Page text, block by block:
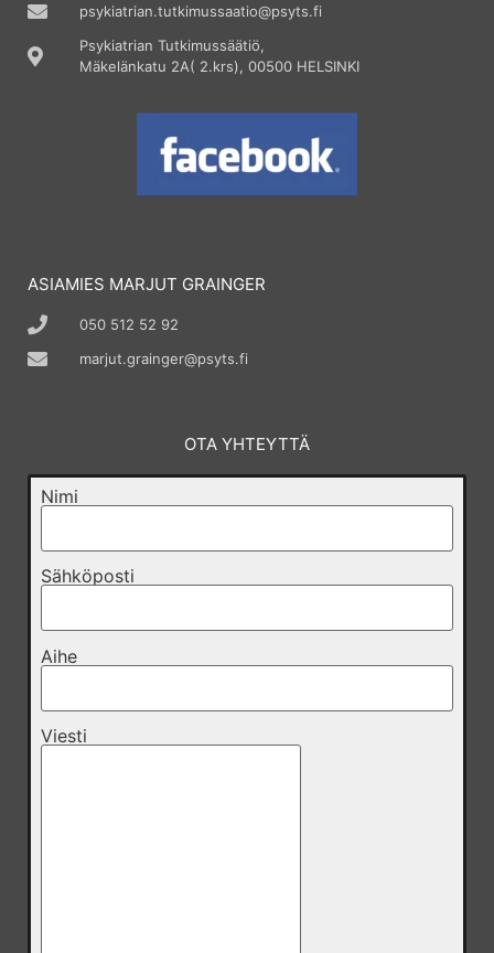
psykiatrian.tutkimussaatio@psyts.fi
Psykiatrian Tutkimussäätiö,
Mäkelänkatu 2A( 2.krs), 00500 HELSINKI
ASIAMIES MARJUT GRAINGER
050 512 52 92
marjut.grainger@psyts.fi
OTA YHTEYTTÄ
Nimi
Sähköposti
Aihe
Viesti